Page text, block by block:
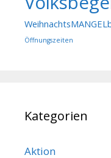
Öffnungszeiten
Kategorien
Aktion